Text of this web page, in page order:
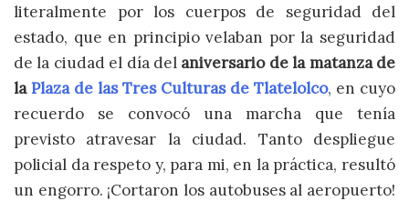
literalmente por los cuerpos de seguridad del
estado, que en principio velaban por la seguridad
de la ciudad el día del aniversario de la matanza de
laPlaza de las Tres Culturas de Tlatelolco, en cuyo
recuerdo se convocó una marcha que tenía
previsto atravesar la ciudad. Tanto despliegue
policial da respeto y, para mi, en la práctica, resultó
un engorro. ¡Cortaron los autobuses al aeropuerto!